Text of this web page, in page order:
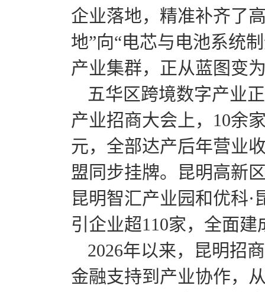
企业落地，精准补齐了
地”向“电芯与电池系统
产业集群，正从蓝图变
五华区跨境数字产业
产业招商大会上，10余
元，全部达产后年营业
盟同步挂牌。昆明高新
昆明智汇产业园和优科
引企业超110家，全面
2026年以来，昆明招
金融支持到产业协作，